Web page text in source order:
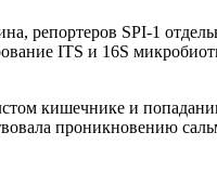
SPI-1
ITS и 16S
кишечнике и
проникновению